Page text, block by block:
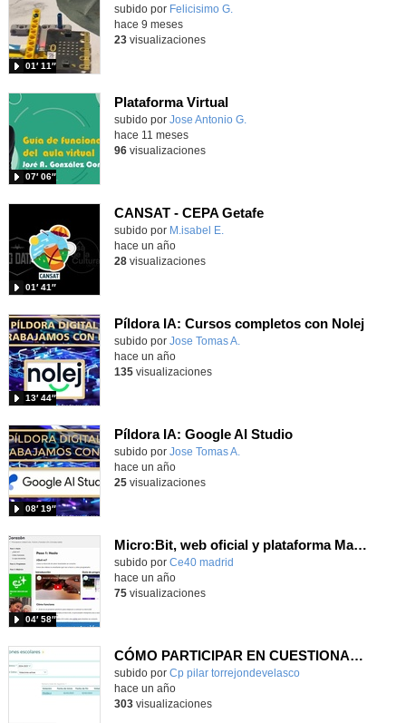
Contenido educativo.
subido por Felicisimo G.
01′ 11″
hace 9 meses
23visualizaciones
Plataforma Virtual
Contenido educativo.
subido por Jose Antonio G.
07′ 06″
hace 11 meses
96visualizaciones
CANSAT - CEPA Getafe
Contenido educativo.
subido por M.isabel E.
01′ 41″
hace un año
28visualizaciones
Píldora IA: Cursos completos con Nolej
subido por Jose Tomas A.
13′ 44″
hace un año
135visualizaciones
Píldora IA: Google AI Studio
subido por Jose Tomas A.
08′ 19″
hace un año
25visualizaciones
Micro:Bit, web oficial y plataforma Makecode
subido por Ce40 madrid
04′ 58″
hace un año
75visualizaciones
CÓMO PARTICIPAR EN CUESTIONARIOS DE RAÍCES
Contenido educativo.
subido por Cp pilar torrejondevelasco-
hace un año
303visualizaciones